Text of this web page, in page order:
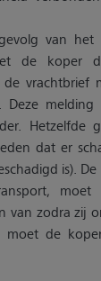
van het
de koper
vrachtbrief
Deze
Hetzelfde
dat er
is).
moet
van zodra zij
de